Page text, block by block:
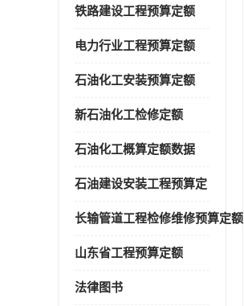
铁路建设工程预算定额
电力行业工程预算定额
石油化工安装预算定额
新石油化工检修定额
石油化工概算定额数据
石油建设安装工程预算定
长输管道工程检修维修预算定额
山东省工程预算定额
法律图书